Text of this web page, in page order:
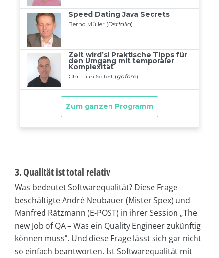
3. Qualität ist total relativ
Was bedeutet Softwarequalität? Diese Frage
beschäftigte André Neubauer (Mister Spex) und
Manfred Rätzmann (E-POST) in ihrer Session „The
new Job of QA – Was ein Quality Engineer zukünftig
können muss“. Und diese Frage lässt sich gar nicht
so einfach beantworten. Ist Softwarequalität mit